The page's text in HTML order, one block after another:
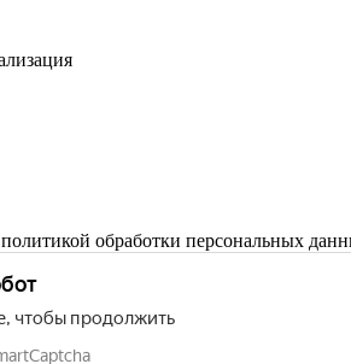
политикой обработки персональных